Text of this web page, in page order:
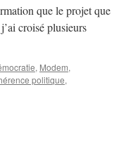
que le projet que
croisé plusieurs
, Modem,
politique,